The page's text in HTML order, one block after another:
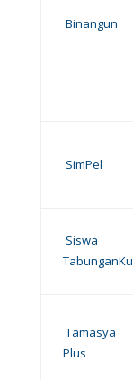
Binangun
SimPel
Siswa
TabunganKu
Tamasya
Plus